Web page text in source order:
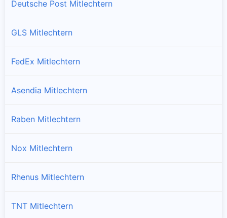
Deutsche Post Mitlechtern
GLS Mitlechtern
FedEx Mitlechtern
Asendia Mitlechtern
Raben Mitlechtern
Nox Mitlechtern
Rhenus Mitlechtern
TNT Mitlechtern